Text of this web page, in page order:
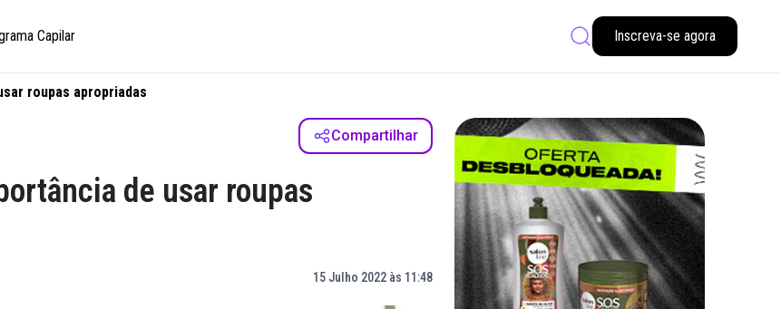
Capilar Inscreva-se agora
roupas apropriadas
Compartilhar
de usar roupas
15 Julho 2022 às 11:48